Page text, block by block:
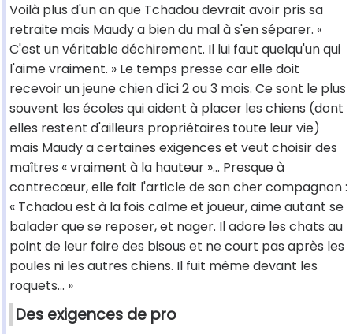
Voilà plus d'un an que Tchadou devrait avoir pris sa
retraite mais Maudy a bien du mal à s'en séparer. «
C'est un véritable déchirement. Il lui faut quelqu'un qui
l'aime vraiment. » Le temps presse car elle doit
recevoir un jeune chien d'ici 2 ou 3 mois. Ce sont le plus
souvent les écoles qui aident à placer les chiens (dont
elles restent d'ailleurs propriétaires toute leur vie)
mais Maudy a certaines exigences et veut choisir des
maîtres « vraiment à la hauteur »... Presque à
contrecœur, elle fait l'article de son cher compagnon :
« Tchadou est à la fois calme et joueur, aime autant se
balader que se reposer, et nager. Il adore les chats au
point de leur faire des bisous et ne court pas après les
poules ni les autres chiens. Il fuit même devant les
roquets... »
Des exigences de pro